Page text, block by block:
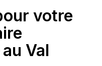
votre
Val